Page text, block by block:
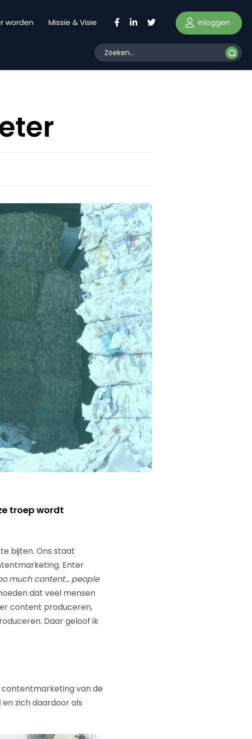
worden Missie & Visie Inloggen
troep wordt
bijten. Ons staat
Enter
much content… people
dat veel mensen
content produceren,
Daar geloof ik
contentmarketing van de
en zich daardoor als